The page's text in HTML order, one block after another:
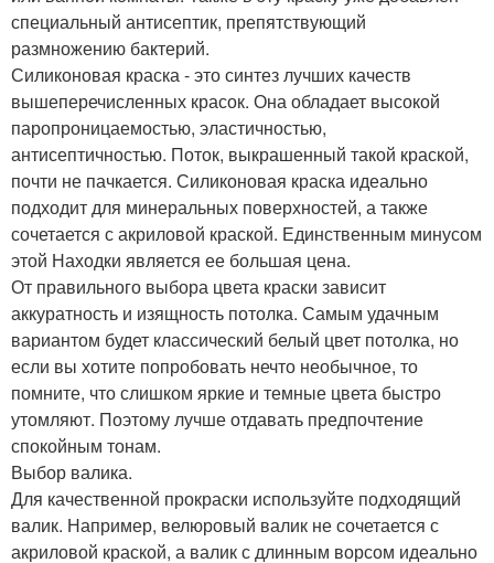
специальный антисептик, препятствующий
размножению бактерий.
Силиконовая краска - это синтез лучших качеств
вышеперечисленных красок. Она обладает высокой
паропроницаемостью, эластичностью,
антисептичностью. Поток, выкрашенный такой краской,
почти не пачкается. Силиконовая краска идеально
подходит для минеральных поверхностей, а также
сочетается с акриловой краской. Единственным минусом
этой Находки является ее большая цена.
От правильного выбора цвета краски зависит
аккуратность и изящность потолка. Самым удачным
вариантом будет классический белый цвет потолка, но
если вы хотите попробовать нечто необычное, то
помните, что слишком яркие и темные цвета быстро
утомляют. Поэтому лучше отдавать предпочтение
спокойным тонам.
Выбор валика.
Для качественной прокраски используйте подходящий
валик. Например, велюровый валик не сочетается с
акриловой краской, а валик с длинным ворсом идеально